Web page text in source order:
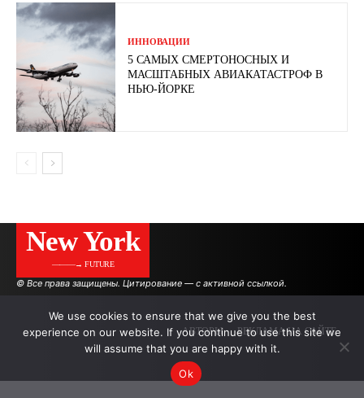
ИННОВАЦИИ
5 САМЫХ СМЕРТОНОСНЫХ И
МАСШТАБНЫХ АВИАКАТАСТРОФ В
НЬЮ-ЙОРКЕ
New York
———→ FUTURE
© Все права защищены. Цитирование — с активной ссылкой.
АВТОРЫ РЕКЛАМА НА САЙТЕ
We use cookies to ensure that we give you the best
experience on our website. If you continue to use this site we
will assume that you are happy with it.
Ok